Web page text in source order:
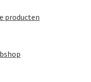
producten